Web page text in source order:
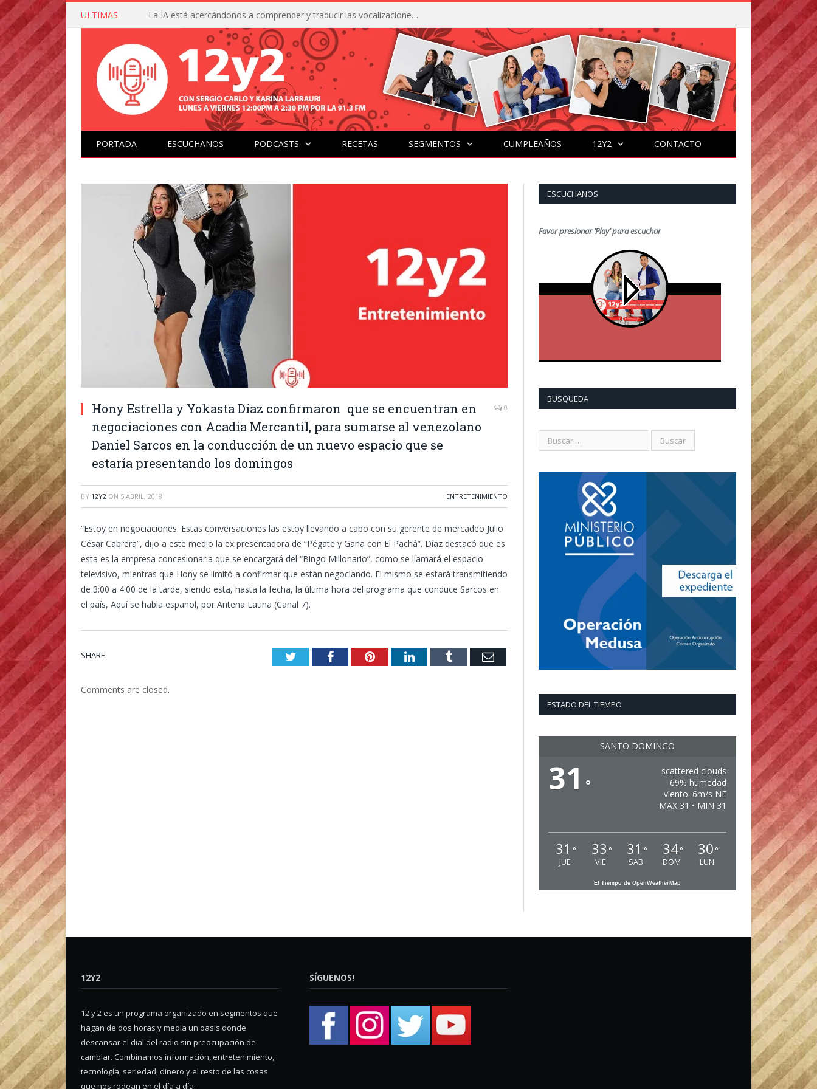
ULTIMAS La IA está acercándonos a comprender y traducir las vocalizaciones y comportamientos de nuestras mascotas
PORTADA ESCUCHANOS PODCASTS RECETAS SEGMENTOS CUMPLEAÑOS 12Y2 CONTACTO
Hony Estrella y Yokasta Díaz confirmaron que se encuentran en
negociaciones con Acadia Mercantil, para sumarse al venezolano
Daniel Sarcos en la conducción de un nuevo espacio que se
estaría presentando los domingos
0
BY 12Y2 ON 5 ABRIL, 2018 ENTRETENIMIENTO
“Estoy en negociaciones. Estas conversaciones las estoy llevando a cabo con su gerente de mercadeo Julio
César Cabrera”, dijo a este medio la ex presentadora de “Pégate y Gana con El Pachá”. Díaz destacó que es
esta es la empresa concesionaria que se encargará del “Bingo Millonario”, como se llamará el espacio
televisivo, mientras que Hony se limitó a confirmar que están negociando. El mismo se estará transmitiendo
de 3:00 a 4:00 de la tarde, siendo esta, hasta la fecha, la última hora del programa que conduce Sarcos en
el país, Aquí se habla español, por Antena Latina (Canal 7).
SHARE. TwitterFacebookPinterestLinkedInTumblr Email
Comments are closed.
ESCUCHANOS
Favor presionar ‘Play’ para escuchar
BUSQUEDA
ESTADO DEL TIEMPO
SANTO DOMINGO
31 °
scattered clouds
69% humedad
viento: 6m/s NE
MAX 31 • MIN 31
31 °
JUE
33 °
VIE
31 °
SAB
34°
DOM
30 °
LUN
El Tiempo de OpenWeatherMap
12Y2
12 y 2 es un programa organizado en segmentos que
hagan de dos horas y media un oasis donde
descansar el dial del radio sin preocupación de
cambiar. Combinamos información, entretenimiento,
tecnología, seriedad, dinero y el resto de las cosas
que nos rodean en el día a día.
SÍGUENOS!